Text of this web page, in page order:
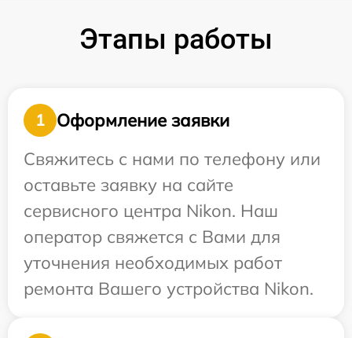
Этапы работы
1
Оформление заявки
Свяжитесь с нами по телефону или
оставьте заявку на сайте
сервисного центра Nikon. Наш
оператор свяжется с Вами для
уточнения необходимых работ
ремонта Вашего устройства Nikon.